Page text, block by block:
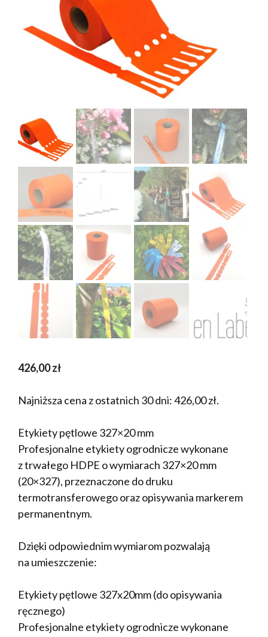
426,00zł
Najniższa cena z ostatnich 30 dni:426,00zł.
Etykiety pętlowe 327×20 mm
Profesjonalne etykiety ogrodnicze wykonane
z trwałego HDPE o wymiarach 327×20 mm
(20×327), przeznaczone do druku
termotransferowego oraz opisywania markerem
permanentnym.
Dzięki odpowiednim wymiarom pozwalają
na umieszczenie:
Etykiety pętlowe 327x20mm (do opisywania
ręcznego)
Profesjonalne etykiety ogrodnicze wykonane